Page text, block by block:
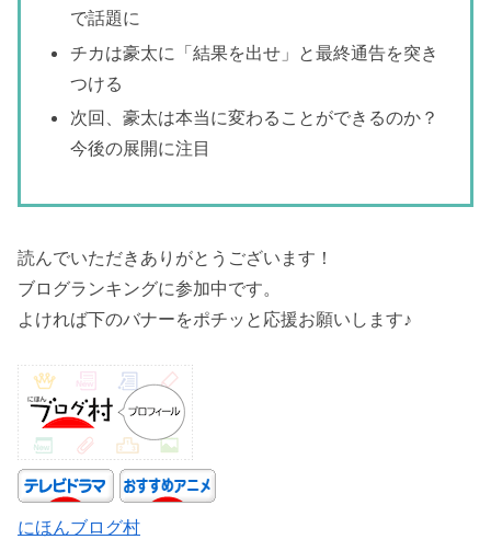
で話題に
チカは豪太に「結果を出せ」と最終通告を突き
つける
次回、豪太は本当に変わることができるのか？
今後の展開に注目
読んでいただきありがとうございます！
ブログランキングに参加中です。
よければ下のバナーをポチッと応援お願いします♪
にほんブログ村